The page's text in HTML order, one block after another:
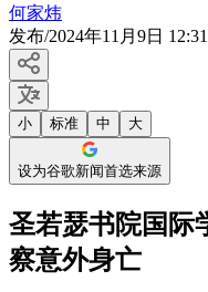
何家炜
发布/2024年11月9日 12:31
小 标准 中 大
设为谷歌新闻首选来源
圣若瑟书院国际
察意外身亡